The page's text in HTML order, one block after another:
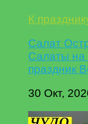
К
Салат
Салаты на
праздник
30 Окт,